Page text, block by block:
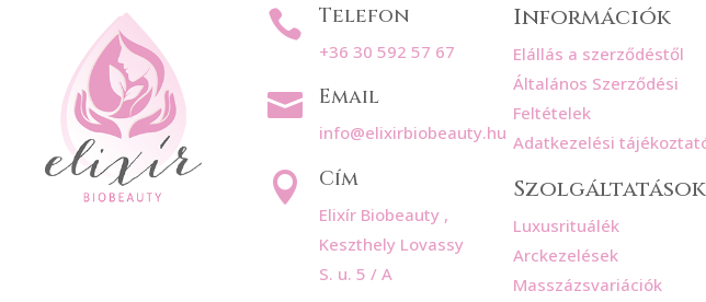
 Telefon
+36 30 592 57 67
 Email
info@elixirbiobeauty.hu
 Cím
Elixír Biobeauty ,
Keszthely Lovassy
S. u. 5 / A
Információk
Elállás a szerződéstől
Általános Szerződési
Feltételek
Adatkezelési
Szolgáltatások
Luxusrituálék
Arckezelések
Masszázsvariációk